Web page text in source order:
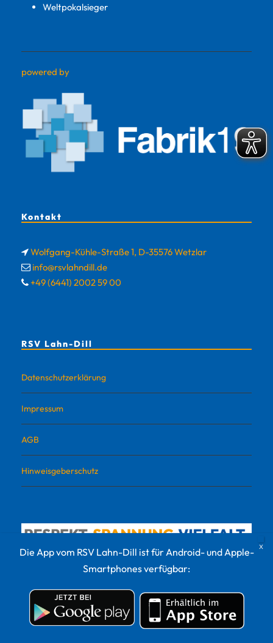
Weltpokalsieger
powered by
Kontakt
Wolfgang-Kühle-Straße 1, D-35576 Wetzlar
info@rsvlahndill.de
+49 (6441) 2002 59 00
RSV Lahn-Dill
Datenschutzerklärung
Impressum
AGB
Hinweisgeberschutz
© 2022 RSV Lahn-Dill Sportvermarktungs GmbH
Die App vom RSV Lahn-Dill ist für Android- und Apple-
Smartphones verfügbar: